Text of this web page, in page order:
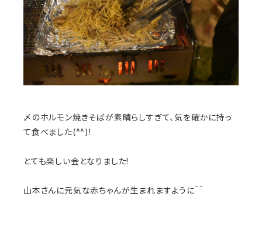
〆のホルモン焼きそばが素晴らしすぎて、気を確かに持っ
て食べました(^^)!
とても楽しい会となりました!
山本さんに元気な赤ちゃんが生まれますように＾＾